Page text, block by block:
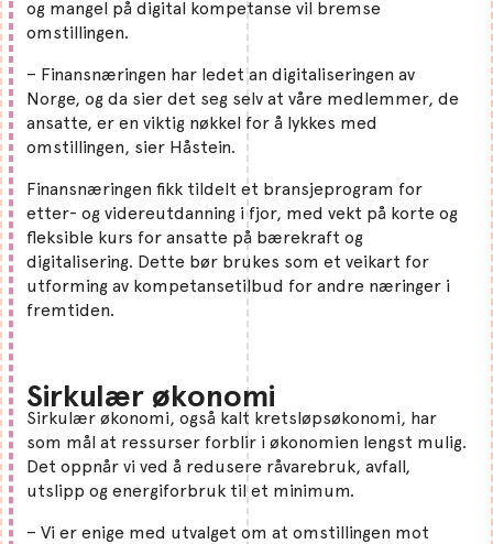
og mangel på digital kompetanse vil bremse
omstillingen.
– Finansnæringen har ledet an digitaliseringen av
Norge, og da sier det seg selv at våre medlemmer, de
ansatte, er en viktig nøkkel for å lykkes med
omstillingen, sier Håstein.
Finansnæringen fikk tildelt et bransjeprogram for
etter- og videreutdanning i fjor, med vekt på korte og
fleksible kurs for ansatte på bærekraft og
digitalisering. Dette bør brukes som et veikart for
utforming av kompetansetilbud for andre næringer i
fremtiden.
Sirkulær økonomi
Sirkulær økonomi, også kalt kretsløpsøkonomi, har
som mål at ressurser forblir i økonomien lengst mulig.
Det oppnår vi ved å redusere råvarebruk, avfall,
utslipp og energiforbruk til et minimum.
– Vi er enige med utvalget om at omstillingen mot